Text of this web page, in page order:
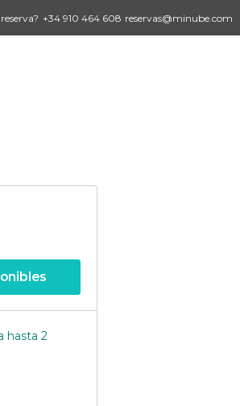
+34 910 464 608 reservas@minube.com
hasta 2